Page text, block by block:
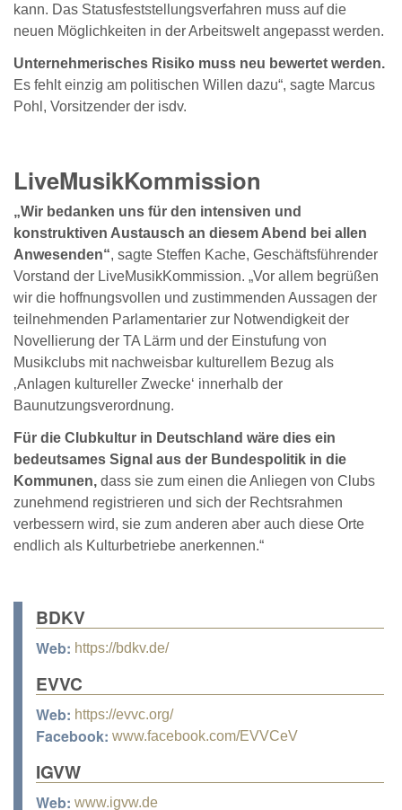
kann. Das Statusfeststellungsverfahren muss auf die
neuen Möglichkeiten in der Arbeitswelt angepasst werden.
Unternehmerisches Risiko muss neu bewertet werden.
Es fehlt einzig am politischen Willen dazu“, sagte Marcus
Pohl, Vorsitzender der isdv.
LiveMusikKommission
„Wir bedanken uns für den intensiven und
konstruktiven Austausch an diesem Abend bei allen
Anwesenden“, sagte Steffen Kache, Geschäftsführender
Vorstand der LiveMusikKommission. „Vor allem begrüßen
wir die hoffnungsvollen und zustimmenden Aussagen der
teilnehmenden Parlamentarier zur Notwendigkeit der
Novellierung der TA Lärm und der Einstufung von
Musikclubs mit nachweisbar kulturellem Bezug als
‚Anlagen kultureller Zwecke‘ innerhalb der
Baunutzungsverordnung.
Für die Clubkultur in Deutschland wäre dies ein
bedeutsames Signal aus der Bundespolitik in die
Kommunen, dass sie zum einen die Anliegen von Clubs
zunehmend registrieren und sich der Rechtsrahmen
verbessern wird, sie zum anderen aber auch diese Orte
endlich als Kulturbetriebe anerkennen.“
BDKV
Web: https://bdkv.de/
EVVC
Web: https://evvc.org/
Facebook: www.facebook.com/EVVCeV
IGVW
Web: www.igvw.de